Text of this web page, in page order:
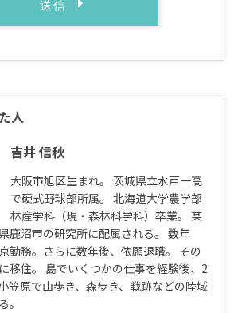
人
吉井 信秋
大阪市旭区生まれ。 茨城県立水戸一高
で硬式野球部所属。 北海道大学農学部
林産学科（現・森林科学科）卒業。 某
鹿沼市の研究所に配属される。 数年
勤務。さらに数年後、依願退職。 その
移住。 島でいくつかの仕事を経験後、2
笠原で山歩き、森歩き、戦跡などの陸域
。